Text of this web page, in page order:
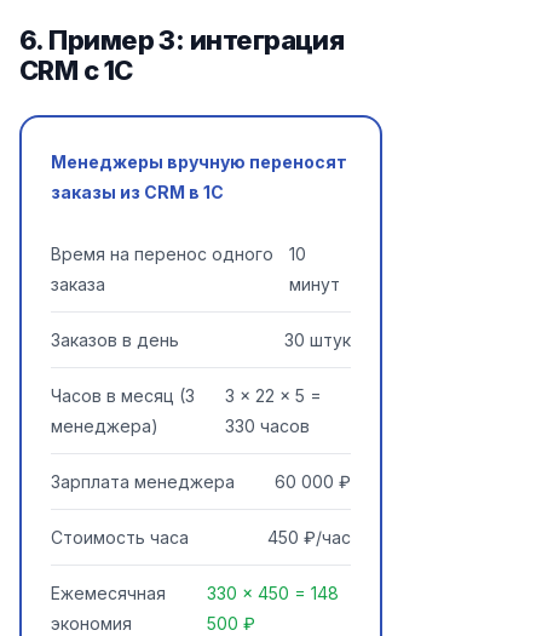
6. Пример 3: интеграция
CRM с 1С
Менеджеры вручную переносят
заказы из CRM в 1С
Время на перенос одного
заказа
10
минут
Заказов в день 30 штук
Часов в месяц (3
менеджера)
3 × 22 × 5 =
330 часов
Зарплата менеджера 60 000 ₽
Стоимость часа 450 ₽/час
Ежемесячная
экономия
330 × 450 = 148
500 ₽